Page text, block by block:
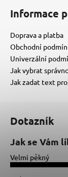
Informace
Doprava a platba
Obchodní
Univerzální
Jak vybrat
Jak zadat text
Dotazník
Jak se Vám
Velmi pěkný